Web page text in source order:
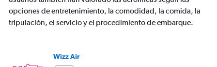
Number
of
opciones de entretenimiento, la comodidad, la comida, la
tripulación, el servicio y el procedimiento de embarque.
Wizz Air